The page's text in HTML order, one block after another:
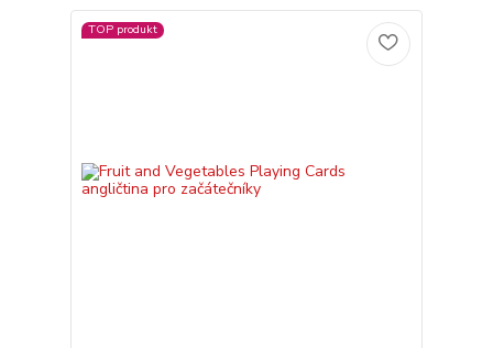
TOP produkt